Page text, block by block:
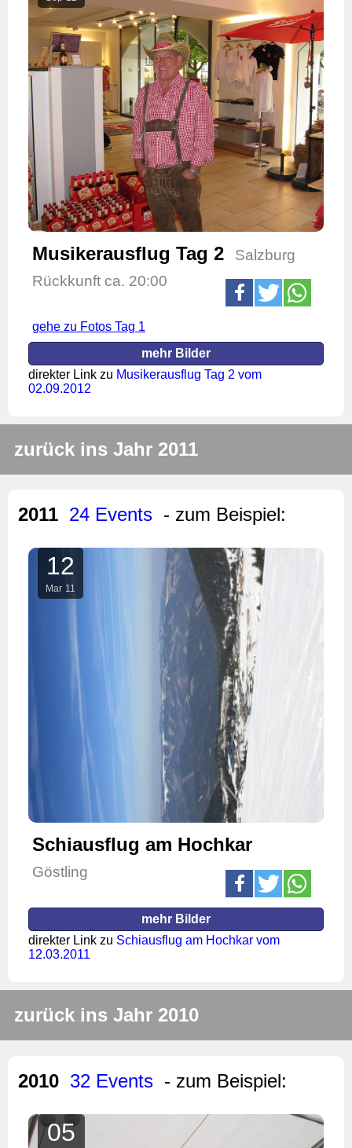
Musikerausflug Tag 2
Salzburg
Rückkunft ca. 20:00
gehe zu Fotos Tag 1
mehr Bilder
direkter Link zu Musikerausflug Tag 2 vom
02.09.2012
zurück ins Jahr 2011
2011 24 Events - zum Beispiel:
12
Mar 11
Schiausflug am Hochkar
Göstling
mehr Bilder
direkter Link zu Schiausflug am Hochkar vom
12.03.2011
zurück ins Jahr 2010
2010 32 Events - zum Beispiel:
05